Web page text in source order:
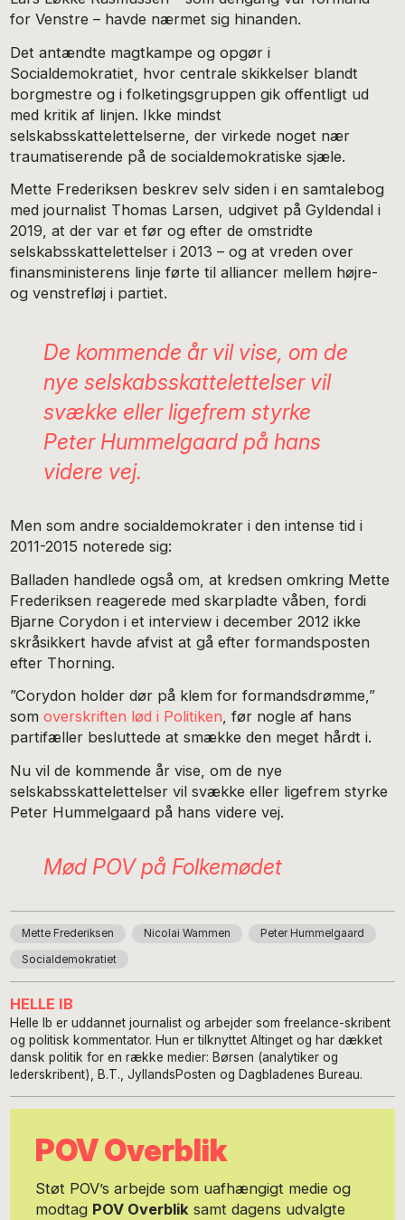
for Venstre – havde nærmet sig hinanden.
Det antændte magtkampe og opgør i
Socialdemokratiet, hvor centrale skikkelser blandt
borgmestre og i folketingsgruppen gik offentligt ud
med kritik af linjen. Ikke mindst
selskabsskattelettelserne, der virkede noget nær
traumatiserende på de socialdemokratiske sjæle.
Mette Frederiksen beskrev selv siden i en samtalebog
med journalist Thomas Larsen, udgivet på Gyldendal i
2019, at der var et før og efter de omstridte
selskabsskattelettelser i 2013 – og at vreden over
finansministerens linje førte til alliancer mellem højre-
og venstrefløj i partiet.
De kommende år vil vise, om de
nye selskabsskattelettelser vil
svække eller ligefrem styrke
Peter Hummelgaard på hans
videre vej.
Men som andre socialdemokrater i den intense tid i
2011-2015 noterede sig:
Balladen handlede også om, at kredsen omkring Mette
Frederiksen reagerede med skarpladte våben, fordi
Bjarne Corydon i et interview i december 2012 ikke
skråsikkert havde afvist at gå efter formandsposten
efter Thorning.
”Corydon holder dør på klem for formandsdrømme,”
somoverskriften lød i Politiken, før nogle af hans
partifæller besluttede at smække den meget hårdt i.
Nu vil de kommende år vise, om de nye
selskabsskattelettelser vil svække eller ligefrem styrke
Peter Hummelgaard på hans videre vej.
Mød POV på Folkemødet
Mette Frederiksen Nicolai Wammen Peter Hummelgaard
Socialdemokratiet
HELLE IB
Helle Ib er uddannet journalist og arbejder som freelance-skribent
og politisk kommentator. Hun er tilknyttet Altinget og har dækket
dansk politik for en række medier: Børsen (analytiker og
lederskribent), B.T., JyllandsPosten og Dagbladenes Bureau.
POV Overblik
Støt POV’s arbejde som uafhængigt medie og
modtag POV Overbliksamt dagens udvalgte